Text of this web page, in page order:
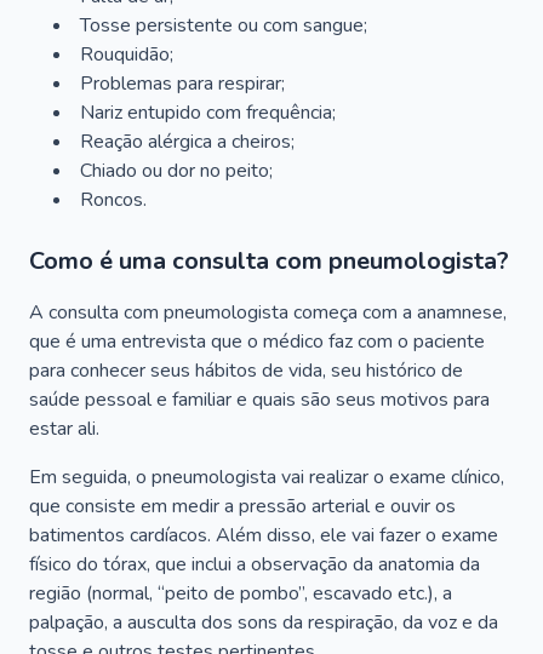
Tosse persistente ou com sangue;
Rouquidão;
Problemas para respirar;
Nariz entupido com frequência;
Reação alérgica a cheiros;
Chiado ou dor no peito;
Roncos.
Como é uma consulta com pneumologista?
A consulta com pneumologista começa com a anamnese,
que é uma entrevista que o médico faz com o paciente
para conhecer seus hábitos de vida, seu histórico de
saúde pessoal e familiar e quais são seus motivos para
estar ali.
Em seguida, o pneumologista vai realizar o exame clínico,
que consiste em medir a pressão arterial e ouvir os
batimentos cardíacos. Além disso, ele vai fazer o exame
físico do tórax, que inclui a observação da anatomia da
região (normal, “peito de pombo”, escavado etc.), a
palpação, a ausculta dos sons da respiração, da voz e da